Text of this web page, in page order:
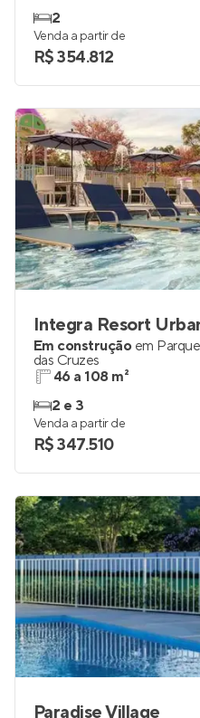
2
Venda a partir de
R$ 354.812
Integra Resort
Em construção em
das Cruzes
46 a 108 m²
2 e 3
Venda a partir de
R$ 347.510
Paradise Village